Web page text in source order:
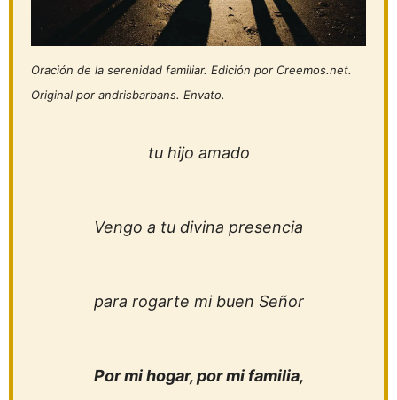
Oración de la serenidad familiar. Edición por Creemos.net.
Original por andrisbarbans. Envato.
tu hijo amado
Vengo a tu divina presencia
para rogarte mi buen Señor
Por mi hogar, por mi familia,